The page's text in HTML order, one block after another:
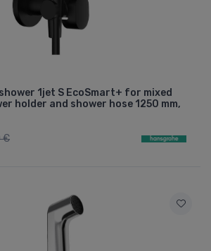
1jet S EcoSmart+ for mixed
holder and shower hose 1250 mm,
€